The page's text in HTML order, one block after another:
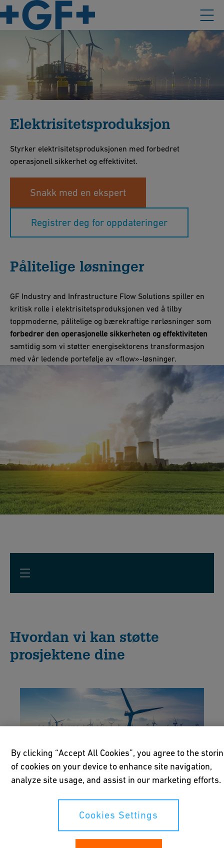
Elektrisitetsproduksjon
Styrker elektrisitetsproduksjonen med forbedret
operasjonell sikkerhet og effektivitet.
Snakk med en ekspert
Registrer deg for oppdateringer
Pålitelige løsninger
GF Industry and Infrastructure Flow Solutions spiller en
kritisk rolle i elektrisitetsproduksjonen ved å tilby
toppmoderne, pålitelige og bærekraftige rørløsninger som
forbedrer den operasjonelle sikkerheten og effektiviteten
samtidig som vi støtter energisektorens transformasjon
med vår ledende portefølje av «flow»-løsninger.
Hvordan vi kan støtte
prosjektene dine
Flytende Havvind
Flytende havvindfarmer kan dra nytte av å
By clicking “Accept All Cookies”, you agree to the
of cookies on your device to enhance site navigation,
analyze site usage, and assist in our marketing efforts.
Cookies Settings